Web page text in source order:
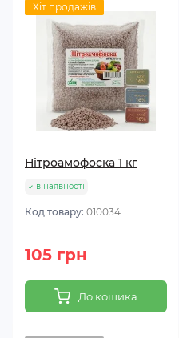
Хіт продажів
Нітроамофоска 1 кг
в наявності
Код товару: 010034
105 грн
До кошика